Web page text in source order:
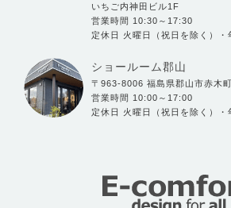
いちご内神田ビル1F
営業時間 10:30～17:30
定休日 火曜日（祝日を除く）・
ショールーム郡山
〒963-8006 福島県郡山市赤木
営業時間 10:00～17:00
定休日 火曜日（祝日を除く）・